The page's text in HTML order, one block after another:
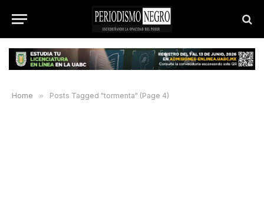
Home » Posts Tagged "tormenta" (Page 4)